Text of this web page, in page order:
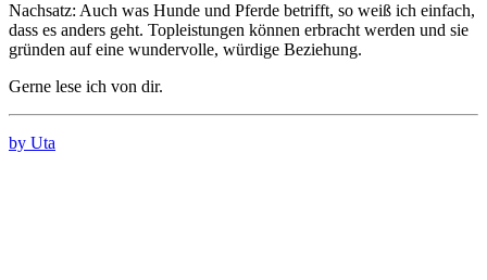
Nachsatz: Auch was Hunde und Pferde betrifft, so weiß ich einfach,
dass es anders geht. Topleistungen können erbracht werden und sie
gründen auf eine wundervolle, würdige Beziehung.
Gerne lese ich von dir.
by Uta